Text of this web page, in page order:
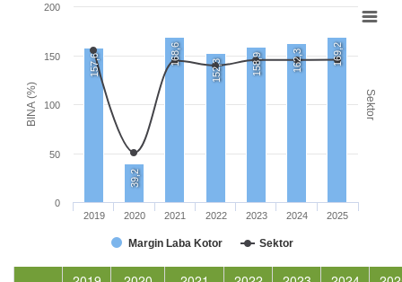
BINA (%) Sektor
157,6
39,2
168,6
152,3 158,9 162,3 169,2
Margin Laba Kotor Sektor
2019 2020 2021 2022 2023 2024 2025
0
50
100
150
200